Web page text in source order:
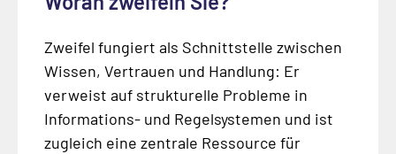
Zweifel fungiert als Schnittstelle zwischen
Wissen, Vertrauen und Handlung: Er
verweist auf strukturelle Probleme in
Informations- und Regelsystemen und ist
zugleich eine zentrale Ressource für